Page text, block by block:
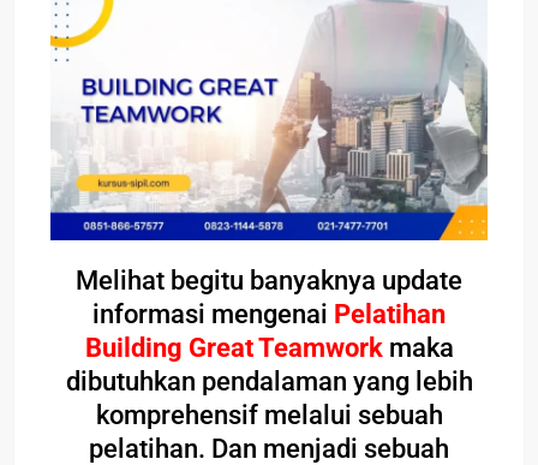
Melihat begitu banyaknya update
informasi mengenai Pelatihan
Building Great Teamwork maka
dibutuhkan pendalaman yang lebih
komprehensif melalui sebuah
pelatihan. Dan menjadi sebuah